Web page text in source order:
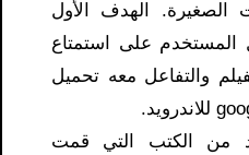
الصغيرة. الهدف الأول
المستخدم على استمتاع
والتفاعل معه تحميل
من الكتب التي قمت